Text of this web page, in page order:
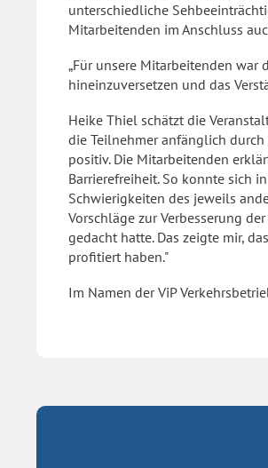
unterschiedliche
Mitarbeitenden im Anschluss
„Für unsere Mitarbeitenden war
hineinzuversetzen und das
Heike Thiel schätzt die
die Teilnehmer anfänglich
positiv. Die Mitarbeitenden
Barrierefreiheit. So konnte sich
Schwierigkeiten des jeweils
Vorschläge zur Verbesserung
gedacht hatte. Das zeigte mir,
profitiert haben."
Im Namen der ViP